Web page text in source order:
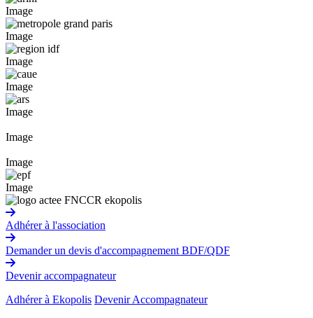
Image
Image
Image
Image
Image
Image
Image
Image
Adhérer à l'association
Demander un devis d'accompagnement BDF/QDF
Devenir accompagnateur
Adhérer à Ekopolis Devenir Accompagnateur